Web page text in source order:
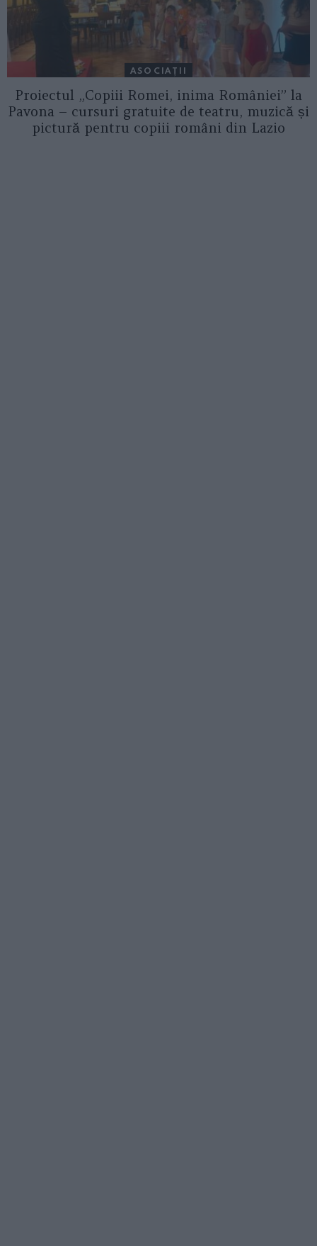
ASOCIAŢII
Proiectul „Copiii Romei, inima României” la
Pavona – cursuri gratuite de teatru, muzică și
pictură pentru copiii români din Lazio